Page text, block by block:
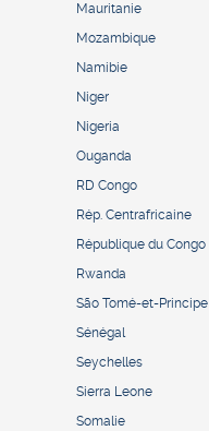
Mauritanie
Mozambique
Namibie
Niger
Nigeria
Ouganda
RD Congo
Rép. Centrafricaine
République du Congo
Rwanda
São Tomé-et-Principe
Sénégal
Seychelles
Sierra Leone
Somalie